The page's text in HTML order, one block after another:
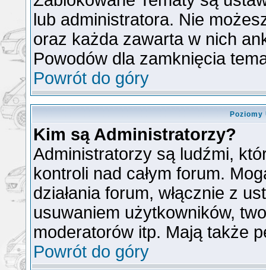
lub administratora. Nie
oraz każda zawarta w nich
Powodów dla zamknięcia
Powrót do góry
Kim są Administratorzy?
Administratorzy są ludźmi,
kontroli nad całym forum.
działania forum, włącznie z
usuwaniem użytkowników,
moderatorów itp. Mają także
Powrót do góry